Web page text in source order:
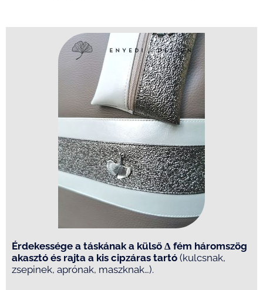
Érdekessége a táskának a külső Δ fém háromszög
akasztó és rajta a kis cipzáras tartó (kulcsnak,
zsepinek, aprónak, maszknak…).